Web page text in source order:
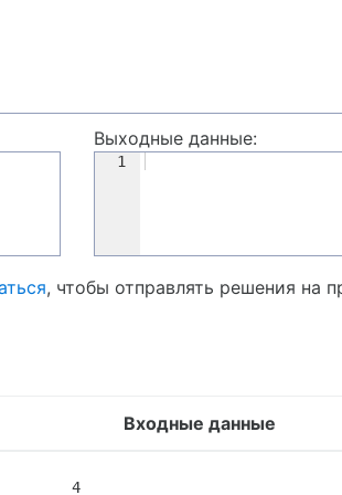
Выходные данные:
1
, чтобы отправлять решения на
Входные данные
4